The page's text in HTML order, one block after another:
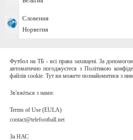
Словения
Норвегия
Футбол на ТБ - всі права захищені. За
автоматично погоджуєтеся з Політикою
файлів cookie. Тут ви можете познайомитися з
Зв'яжіться з нами:
Terms of Use (EULA)
contact@telefootball.net
За НАС